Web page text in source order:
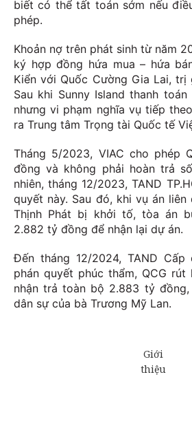
biết có thể tất toán sớm nếu
phép.
Khoản nợ trên phát sinh từ năm
ký hợp đồng hứa mua – hứa
Kiển với Quốc Cường Gia Lai, trị
Sau khi Sunny Island thanh
nhưng vi phạm nghĩa vụ tiếp
ra Trung tâm Trọng tài Quốc tế
Tháng 5/2023, VIAC cho phép
đồng và không phải hoàn trả
nhiên, tháng 12/2023, TAND
quyết này. Sau đó, khi vụ án liên
Thịnh Phát bị khởi tố, tòa án
2.882 tỷ đồng để nhận lại dự án.
Đến tháng 12/2024, TAND Cấp
phán quyết phúc thẩm, QCG rút
nhận trả toàn bộ 2.883 tỷ
dân sự của bà Trương Mỹ Lan.